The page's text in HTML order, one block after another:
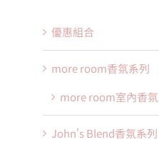
優惠組合
more room香氛系列
more room室內香氛
John's Blend香氛系列